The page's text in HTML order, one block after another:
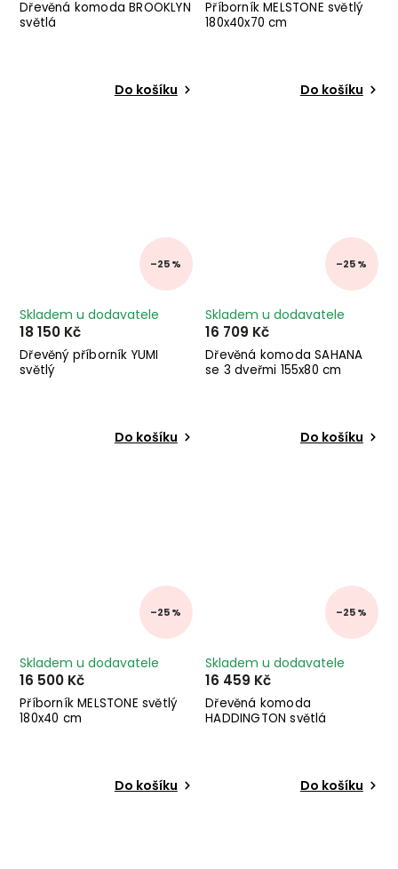
Dřevěná komoda BROOKLYN
světlá
Do košíku
Příborník MELSTONE světlý
180x40x70 cm
Do košíku
–25 %
Dřevěný příborník YUMI
světlý
Skladem u dodavatele
18 150 Kč
Do košíku
–25 %
Dřevěná komoda SAHANA
se 3 dveřmi 155x80 cm
Skladem u dodavatele
16 709 Kč
Do košíku
–25 %
Příborník MELSTONE světlý
180x40 cm
Skladem u dodavatele
16 500 Kč
Do košíku
–25 %
Dřevěná komoda
HADDINGTON světlá
Skladem u dodavatele
16 459 Kč
Do košíku